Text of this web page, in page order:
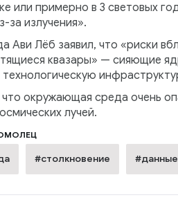
или примерно в 3 световых
за излучения».
Ави Лёб заявил, что «риски
квазары» — сияющие
что окружающая среда очень
лучей.
#столкновение #данные